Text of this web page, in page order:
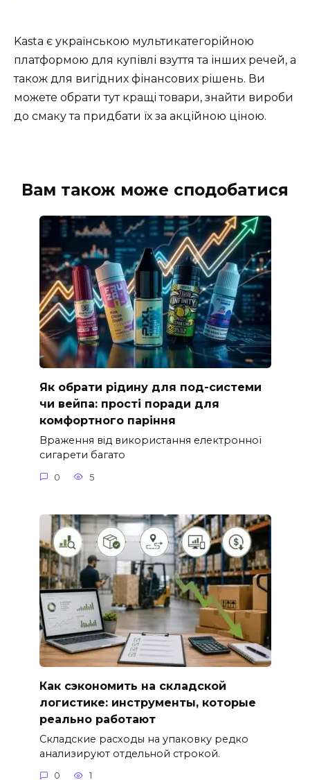
Kasta є українською мультикатегорійною
платформою для купівлі взуття та інших речей, а
також для вигідних фінансових рішень. Ви
можете обрати тут кращі товари, знайти вироби
до смаку та придбати їх за акційною ціною.
Вам також може сподобатися
Як обрати рідину для под-системи
чи вейпа: прості поради для
комфортного паріння
Враження від використання електронної
сигарети багато
0 5
Как сэкономить на складской
логистике: инструменты, которые
реально работают
Складские расходы на упаковку редко
анализируют отдельной строкой.
0 1